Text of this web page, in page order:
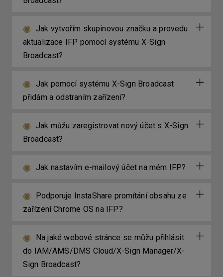
Jak vytvořím skupinovou značku a provedu
aktualizace IFP pomocí systému X-Sign
Broadcast?
Jak pomocí systému X-Sign Broadcast
přidám a odstraním zařízení?
Jak můžu zaregistrovat nový účet s X-Sign
Broadcast?
Jak nastavím e-mailový účet na mém IFP?
Podporuje InstaShare promítání obsahu ze
zařízení Chrome OS na IFP?
Na jaké webové stránce se můžu přihlásit
do IAM/AMS/DMS Cloud/X-Sign Manager/X-
Sign Broadcast?